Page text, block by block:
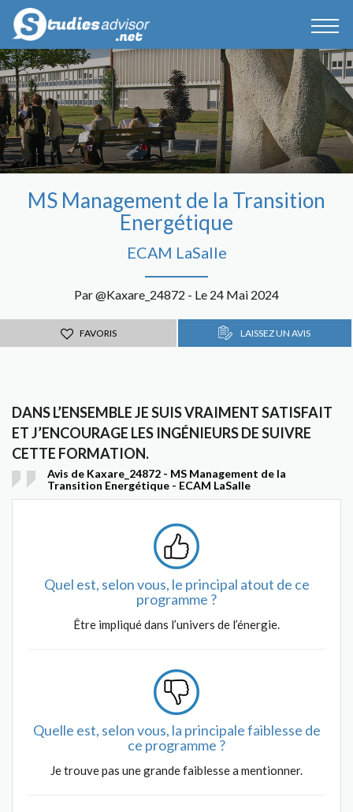
MS Management de la Transition
Energétique
ECAM LaSalle
Par @Kaxare_24872 - Le 24 Mai 2024
FAVORIS LAISSEZ UN AVIS
DANS L’ENSEMBLE JE SUIS VRAIMENT SATISFAIT
ET J’ENCOURAGE LES INGÉNIEURS DE SUIVRE
CETTE FORMATION.
Avis de Kaxare_24872 - MS Management de la
Transition Energétique - ECAM LaSalle
Quel est, selon vous, le principal atout de ce
programme ?
Être impliqué dans l’univers de l’énergie.
Quelle est, selon vous, la principale faiblesse de
ce programme ?
Je trouve pas une grande faiblesse a mentionner.